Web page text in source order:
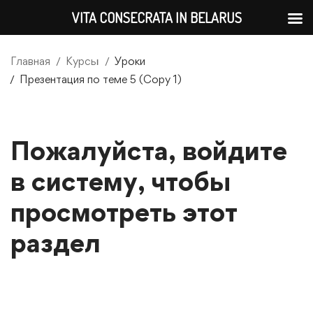
Главная Курсы
Уроки
Презентация по теме 5 (Copy 1)
Пожалуйста, войдите
в систему, чтобы
просмотреть этот
раздел
VITA CONSECRATA IN BELARUS